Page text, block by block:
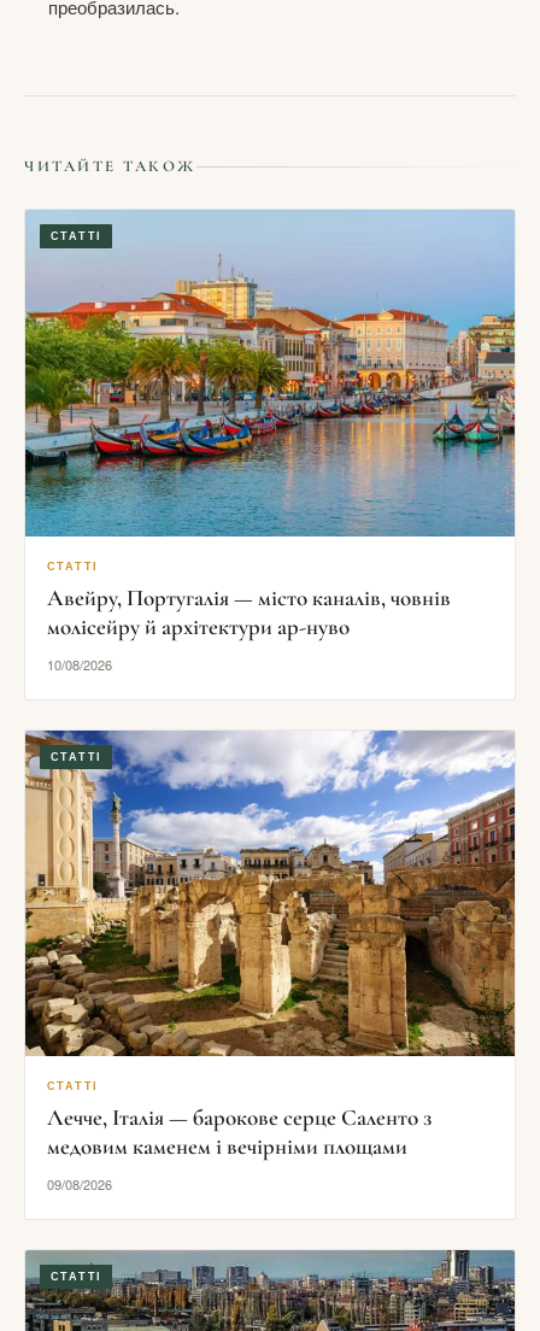
преобразилась.
ЧИТАЙТЕ ТАКОЖ
СТАТТІ
СТАТТІ
Авейру, Португалія — місто каналів, човнів
молісейру й архітектури ар-нуво
10/08/2026
СТАТТІ
СТАТТІ
Лечче, Італія — барокове серце Саленто з
медовим каменем і вечірніми площами
09/08/2026
СТАТТІ